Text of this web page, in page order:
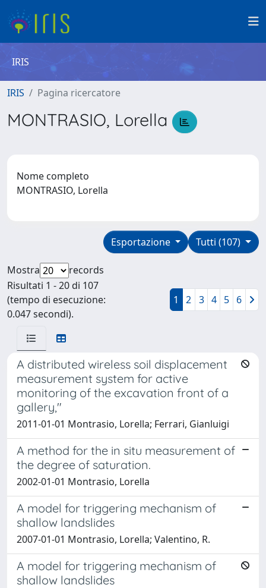
IRIS
IRIS Pagina ricercatore
MONTRASIO, Lorella
Nome completo
MONTRASIO, Lorella
Tutti (107)
Esportazione
Mostra
records
Risultati 1 - 20 di 107
(tempo di esecuzione:
0.047 secondi).
1 2 3 4 5 6
A distributed wireless soil displacement
measurement system for active
monitoring of the excavation front of a
gallery,"
2011-01-01 Montrasio, Lorella; Ferrari, Gianluigi
A method for the in situ measurement of
the degree of saturation.
2002-01-01 Montrasio, Lorella
A model for triggering mechanism of
shallow landslides
2007-01-01 Montrasio, Lorella; Valentino, R.
A model for triggering mechanism of
shallow landslides